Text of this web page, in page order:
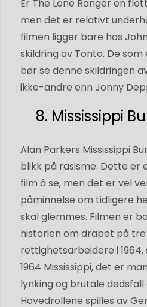
Er The Lone Ranger en
men det er relativt
filmen ligger bare hos
skildring av Tonto. De
bør se denne skildringen
ikke-andre enn Jonny
8. Mississippi
Alan Parkers Mississippi
blikk på rasisme. Dette er
film å se, men det er vel
påminnelse om tidligere
skal glemmes. Filmen er
historien om drapet på tre
rettighetsarbeidere i
1964 Mississippi, det er
lynking og brutale dødsfall
Hovedrollene spilles av